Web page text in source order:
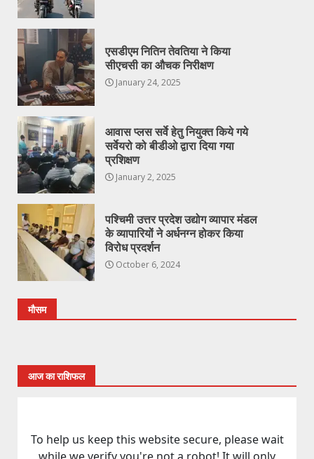
एसडीएम नितिन तेवतिया ने किया
सीएचसी का औचक निरीक्षण
January 24, 2025
आवास प्लस सर्वे हेतु नियुक्त किये गये
सर्वेयरो को बीडीओ द्वारा दिया गया
प्रशिक्षण
January 2, 2025
पश्चिमी उत्तर प्रदेश उद्योग व्यापार मंडल
के व्यापारियों ने अर्धनग्न होकर किया
विरोध प्रदर्शन
October 6, 2024
मौसम
आज का राशिफल